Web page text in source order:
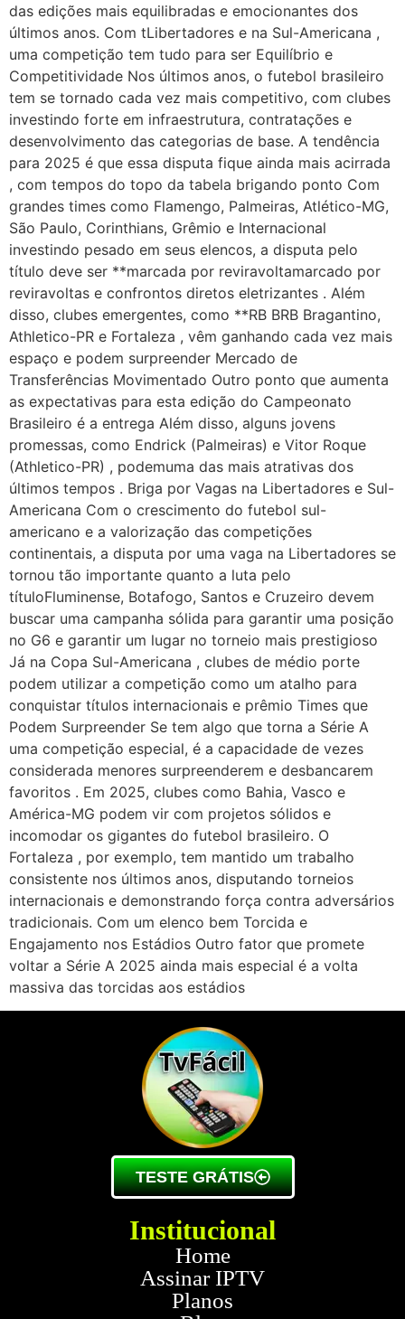
das edições mais equilibradas e emocionantes dos
últimos anos. Com tLibertadores e na Sul-Americana ,
uma competição tem tudo para ser Equilíbrio e
Competitividade Nos últimos anos, o futebol brasileiro
tem se tornado cada vez mais competitivo, com clubes
investindo forte em infraestrutura, contratações e
desenvolvimento das categorias de base. A tendência
para 2025 é que essa disputa fique ainda mais acirrada
, com tempos do topo da tabela brigando ponto Com
grandes times como Flamengo, Palmeiras, Atlético-MG,
São Paulo, Corinthians, Grêmio e Internacional
investindo pesado em seus elencos, a disputa pelo
título deve ser **marcada por reviravoltamarcado por
reviravoltas e confrontos diretos eletrizantes . Além
disso, clubes emergentes, como **RB BRB Bragantino,
Athletico-PR e Fortaleza , vêm ganhando cada vez mais
espaço e podem surpreender Mercado de
Transferências Movimentado Outro ponto que aumenta
as expectativas para esta edição do Campeonato
Brasileiro é a entrega Além disso, alguns jovens
promessas, como Endrick (Palmeiras) e Vitor Roque
(Athletico-PR) , podemuma das mais atrativas dos
últimos tempos . Briga por Vagas na Libertadores e Sul-
Americana Com o crescimento do futebol sul-
americano e a valorização das competições
continentais, a disputa por uma vaga na Libertadores se
tornou tão importante quanto a luta pelo
títuloFluminense, Botafogo, Santos e Cruzeiro devem
buscar uma campanha sólida para garantir uma posição
no G6 e garantir um lugar no torneio mais prestigioso
Já na Copa Sul-Americana , clubes de médio porte
podem utilizar a competição como um atalho para
conquistar títulos internacionais e prêmio Times que
Podem Surpreender Se tem algo que torna a Série A
uma competição especial, é a capacidade de vezes
considerada menores surpreenderem e desbancarem
favoritos . Em 2025, clubes como Bahia, Vasco e
América-MG podem vir com projetos sólidos e
incomodar os gigantes do futebol brasileiro. O
Fortaleza , por exemplo, tem mantido um trabalho
consistente nos últimos anos, disputando torneios
internacionais e demonstrando força contra adversários
tradicionais. Com um elenco bem Torcida e
Engajamento nos Estádios Outro fator que promete
voltar a Série A 2025 ainda mais especial é a volta
massiva das torcidas aos estádios
TESTE GRÁTIS
Institucional
Home
Assinar IPTV
Planos